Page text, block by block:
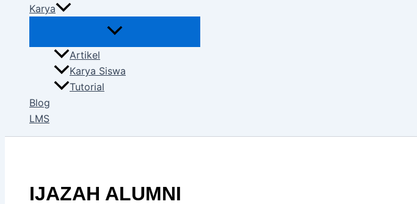
Karya
Artikel
Karya Siswa
Tutorial
Blog
LMS
IJAZAH ALUMNI